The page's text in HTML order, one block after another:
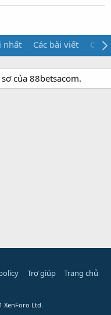
nhất Các bài viết Giới
của 88betsacom.
Trợ giúp Trang chủ
XenForo Ltd.